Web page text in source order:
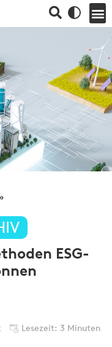
ESG-
Lesezeit: 3 Minuten